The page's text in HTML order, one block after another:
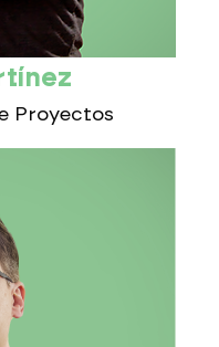
Proyectos